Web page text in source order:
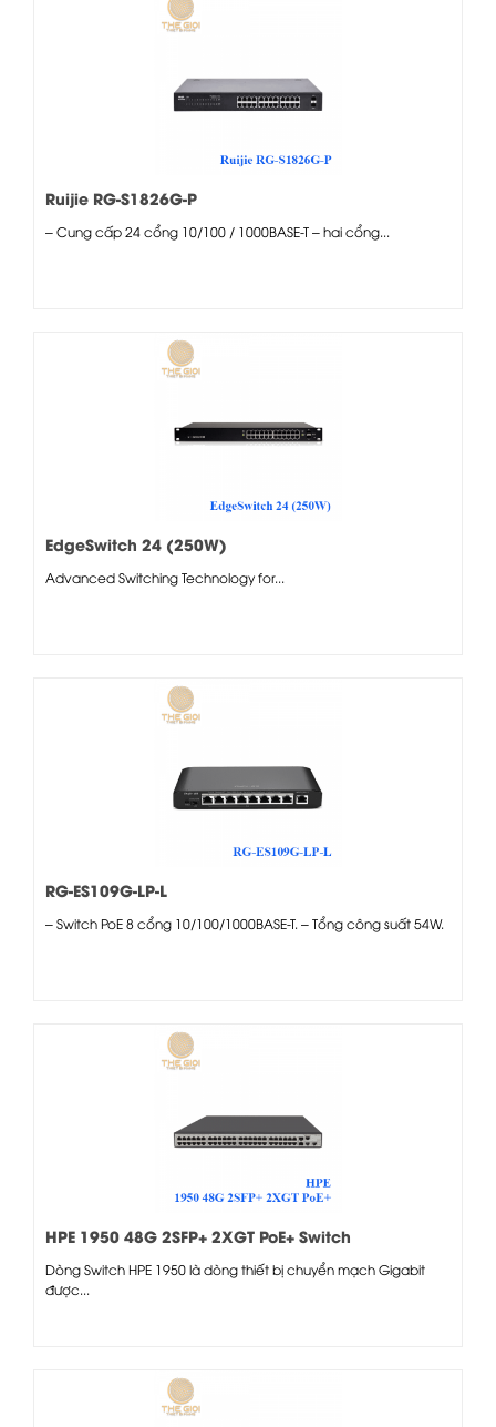
Ruijie RG-S1826G-P
– Cung cấp 24 cổng 10/100 / 1000BASE-T – hai cổng...
EdgeSwitch 24 (250W)
Advanced Switching Technology for...
RG-ES109G-LP-L
– Switch PoE 8 cổng 10/100/1000BASE-T. – Tổng công suất 54W.
HPE 1950 48G 2SFP+ 2XGT PoE+ Switch
Dòng Switch HPE 1950 là dòng thiết bị chuyển mạch Gigabit
được...